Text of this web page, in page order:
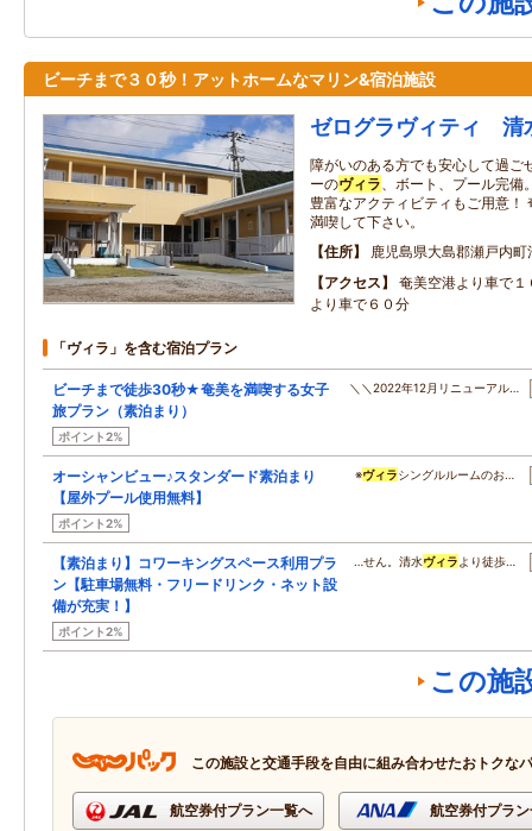
ビーチまで３０秒！アットホームなマリン&宿泊施設
ゼログラヴィティ 清
障がいのある方でも安心して過ご
ーのヴィラ、ボート、プール完備
豊富なアクティビティもご用意！
満喫して下さい。
住所
鹿児島県大島郡瀬戸内町
アクセス
奄美空港より車で
より車で６０分
「ヴィラ」を含む宿泊プラン
ビーチまで徒歩30秒★奄美を満喫する女子
旅プラン（素泊まり）
ポイント2%
＼＼2022年12月リニューアル…
オーシャンビュー♪スタンダード素泊まり
【屋外プール使用無料】
ポイント2%
※ヴィラシングルルームのお…
【素泊まり】コワーキングスペース利用プラ
ン【駐車場無料・フリードリンク・ネット設
備が充実！】
ポイント2%
…せん。清水ヴィラ より徒歩…
この施
この施設と交通手段を自由に組み合わせたおトクな
航空券付プラン一覧へ 航空券付プラ